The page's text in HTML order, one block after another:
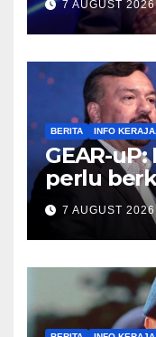
Anwar
7 AUGUST 2026
BERITA INFO
GEAR-
perlu
sekadar
Hamzah
7 AUGUST 2026